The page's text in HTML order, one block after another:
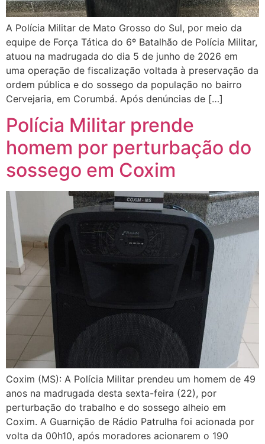
A Polícia Militar de Mato Grosso do Sul, por meio da
equipe de Força Tática do 6º Batalhão de Polícia Militar,
atuou na madrugada do dia 5 de junho de 2026 em
uma operação de fiscalização voltada à preservação da
ordem pública e do sossego da população no bairro
Cervejaria, em Corumbá. Após denúncias de […]
Polícia Militar prende
homem por perturbação do
sossego em Coxim
Coxim (MS): A Polícia Militar prendeu um homem de 49
anos na madrugada desta sexta-feira (22), por
perturbação do trabalho e do sossego alheio em
Coxim. A Guarnição de Rádio Patrulha foi acionada por
volta da 00h10, após moradores acionarem o 190